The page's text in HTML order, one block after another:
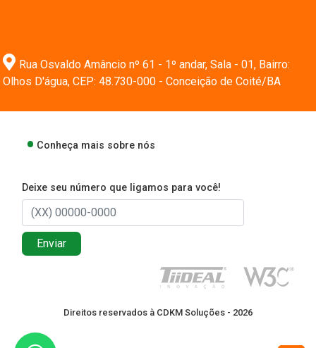
Rua Osvaldo Amâncio nº 61 - 1º andar, Sala - 01, Bairro:
Olhos D'água, CEP: 48.730-000 - Conceição de Coité/BA
Conheça mais sobre nós
Deixe seu número que ligamos para você!
Enviar
Direitos reservados à CDKM Soluções - 2026